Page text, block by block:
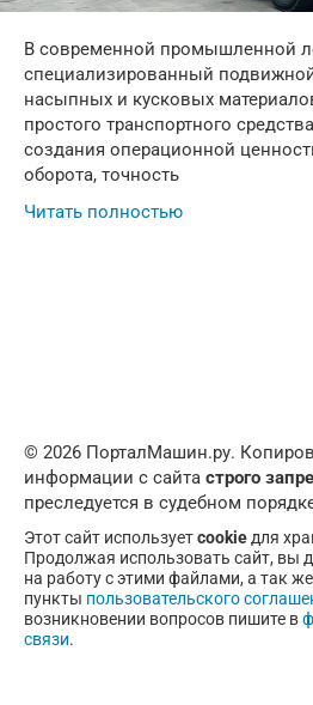
В современной промышленной
специализированный
насыпных и кусковых
простого транспортного
создания операционной
оборота, точность
Читать полностью
© 2026 ПорталМашин.ру.
информации с сайта строго
преследуется в судебном
Этот сайт используетcookieдля
Продолжая использовать сайт, вы
на работу с этими файлами, а так
пункты пользовательского
возникновении вопросов пишите в
связи.